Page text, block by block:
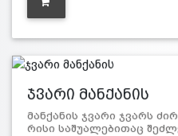
ჯვარი მანქანის
მანქანის ჯვარი ჯვარს
რისი საშუალებითაც